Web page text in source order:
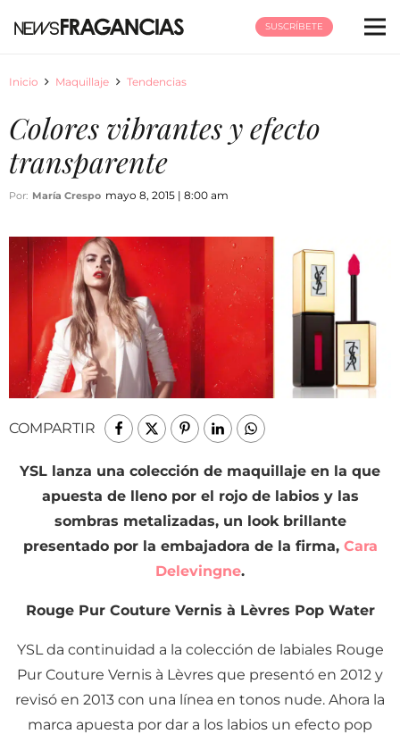
SUSCRÍBETE
Inicio Maquillaje Tendencias
Colores vibrantes y efecto
transparente
Por: María Crespo mayo 8, 2015 | 8:00 am
COMPARTIR
YSL lanza una colección de maquillaje en la que
apuesta de lleno por el rojo de labios y las
sombras metalizadas, un look brillante
presentado por la embajadora de la firma, Cara
Delevingne.
Rouge Pur Couture Vernis à Lèvres Pop Water
YSL da continuidad a la colección de labiales Rouge
Pur Couture Vernis à Lèvres que presentó en 2012 y
revisó en 2013 con una línea en tonos nude. Ahora la
marca apuesta por dar a los labios un efecto pop